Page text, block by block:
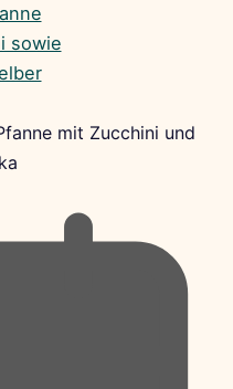
mit Zucchini und